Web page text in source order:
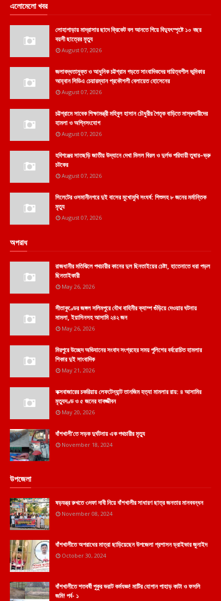
এলোমেলো খবর
লোহাগাড়ায় মাদ্রাসার ছাদে ক্রিকেট বল আনতে গিয়ে বিদ্যুৎস্পৃষ্টে ১০ বছর
বয়সী ছাত্রের মৃত্যু
August 07, 2026
জলাবদ্ধতামুক্ত ও আধুনিক চট্টগ্রাম গড়তে সাংবাদিকদের দায়িত্বশীল ভূমিকার
আহ্বান সিডিএ চেয়ারম্যান প্রকৌশলী বেলায়েত হোসেনের
August 07, 2026
চট্টগ্রামে সাবেক শিক্ষামন্ত্রী মহিবুল হাসান চৌধুরীর পৈতৃক বাড়িতে মাস্কধারীদের
হামলা ও অগ্নিসংযোগ
August 07, 2026
হবিগঞ্জের সাতছড়ি জাতীয় উদ্যানে দেখা মিলল বিরল ও দুর্লভ পরিযায়ী তুষার–ভ্রু
চটকের
August 07, 2026
সিলেটের ওসমানীনগরে দুই বাসের মুখোমুখি সংঘর্ষ: শিশুসহ ৮ জনের মর্মান্তিক
মৃত্যু
August 07, 2026
অপরাধ
রাজধানীর মতিঝিলে পথচারীর কানের দুল ছিনতাইয়ের চেষ্টা, হাতেনাতে ধরা পড়ল
ছিনতাইকারী
May 26, 2026
সীতাকুণ্ডের জঙ্গল সলিমপুরে যৌথ বাহিনীর ক্যাম্প গুঁড়িয়ে দেওয়ার ঘটনায়
মামলা, ইয়াসিনসহ আসামি ২৪২ জন
May 26, 2026
মিরপুরে উচ্ছেদ অভিযানের সংবাদ সংগ্রহের সময় পুলিশের বর্বরোচিত হামলার
শিকার দুই সাংবাদিক
May 21, 2026
কক্সবাজারের চকরিয়ায় লেফটেন্যান্ট তানজিম হত্যা মামলার রায়: ৪ আসামির
মৃত্যুদণ্ড ও ৫ জনের যাবজ্জীবন
May 20, 2026
বাঁশখালী'তে সড়ক দুর্ঘটনায় এক পথচারীর মৃত্যু
November 18, 2024
উপজেলা
ষড়যন্ত্র রুখতে ৩দফা দাবী নিয়ে বাঁশখালীর সাধারণ ছাত্র জনতার মানববন্ধন
November 08, 2024
বাঁশখালীতে অপরাধের মাত্রা ছাড়িয়েছেন উপজেলা প্রশাসন ড্রাইভার জুনাইদ
October 30, 2024
বাঁশখালীতে শতবর্ষী পুকুর ভরাট কর্মযজ্ঞ! মাটির যোগান পাহাড় কাটা ও ফসলি
জমি! পর্ব- ১